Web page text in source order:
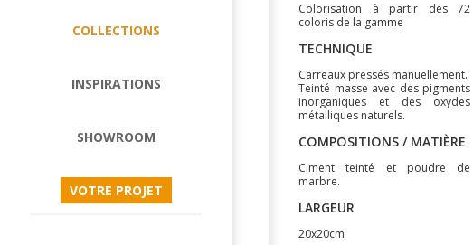
COLLECTIONS
INSPIRATIONS
SHOWROOM
VOTRE PROJET
Colorisation à partir des 72
coloris de la gamme
TECHNIQUE
Carreaux pressés manuellement.
Teinté masse avec des pigments
inorganiques et des oxydes
métalliques naturels.
COMPOSITIONS / MATIÈRE
Ciment teinté et poudre de
marbre.
LARGEUR
20x20cm